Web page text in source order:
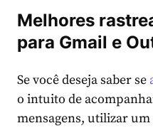
Melhores
para Gmail e
Se você deseja saber se
o intuito de
mensagens, utilizar